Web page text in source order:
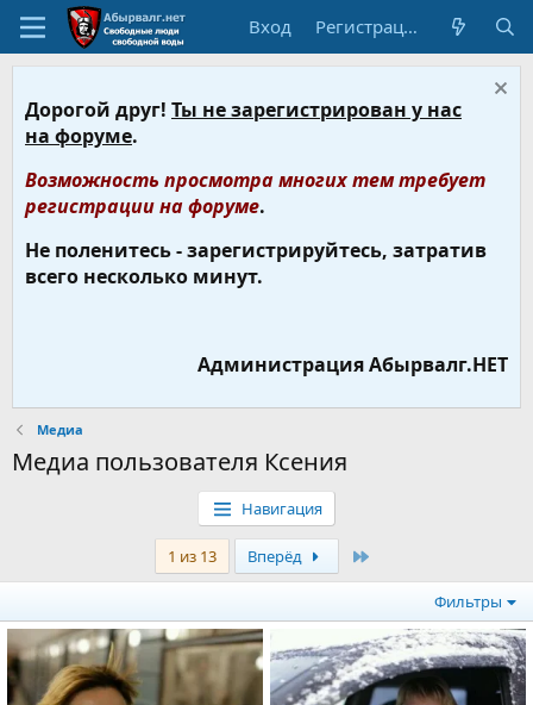
Вход Регистрация
Дорогой друг! Ты не зарегистрирован у нас
на форуме.
Возможность просмотра многих тем требует
регистрации на форуме.
Не поленитесь - зарегистрируйтесь, затратив
всего несколько минут.
Администрация Абырвалг.НЕТ
Медиа
Медиа пользователя Ксения
Навигация
1 из 13 Вперёд
Фильтры